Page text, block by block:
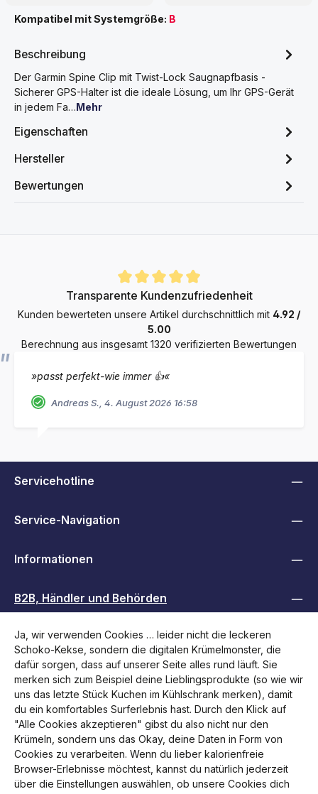
Kompatibel mit Systemgröße: B
Beschreibung
Der Garmin Spine Clip mit Twist-Lock Saugnapfbasis -
Sicherer GPS-Halter ist die ideale Lösung, um Ihr GPS-Gerät
in jedem Fa…Mehr
Eigenschaften
Hersteller
Bewertungen
Durchschnittliche Bewertung von 4.9 von 5 Sternen
Transparente Kundenzufriedenheit
Kunden bewerteten unsere Artikel durchschnittlich mit 4.92 /
5.00
Berechnung aus insgesamt 1320 verifizierten Bewertungen
»passt perfekt-wie immer 👍«
Andreas S., 4. August 2026 16:58
Servicehotline
Service-Navigation
Informationen
B2B, Händler und Behörden
Folge uns
Ja, wir verwenden Cookies … leider nicht die leckeren
Schoko-Kekse, sondern die digitalen Krümelmonster, die
dafür sorgen, dass auf unserer Seite alles rund läuft. Sie
merken sich zum Beispiel deine Lieblingsprodukte (so wie wir
uns das letzte Stück Kuchen im Kühlschrank merken), damit
du ein komfortables Surferlebnis hast. Durch den Klick auf
"Alle Cookies akzeptieren" gibst du also nicht nur den
Krümeln, sondern uns das Okay, deine Daten in Form von
Cookies zu verarbeiten. Wenn du lieber kalorienfreie
Browser-Erlebnisse möchtest, kannst du natürlich jederzeit
über die Einstellungen auswählen, ob unsere Cookies dich